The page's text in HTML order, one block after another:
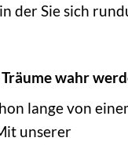
der Sie sich
Träume wahr
lange von
unserer